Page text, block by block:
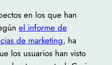
en los que han
el informe de
de marketing, ha
los usuarios han visto